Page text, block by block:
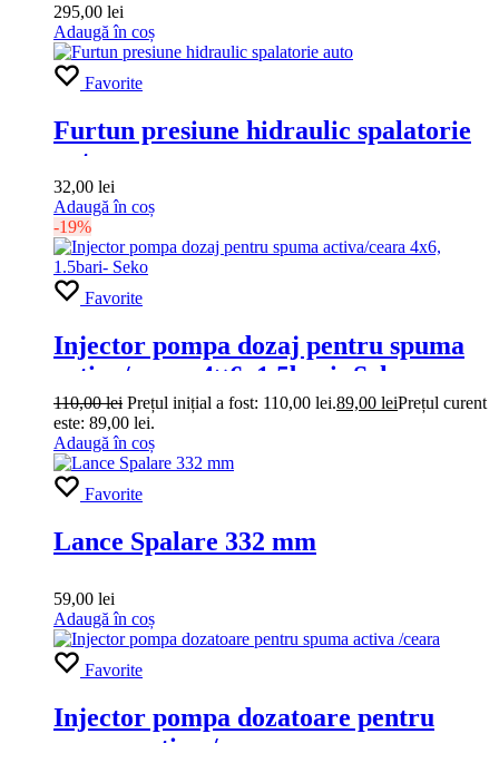
295,00 lei
Adaugă în coș
Favorite
Furtun presiune hidraulic spalatorie
auto
32,00 lei
Adaugă în coș
-19%
Favorite
Injector pompa dozaj pentru spuma
activa/ceara 4×6, 1.5bari- Seko
110,00lei Prețul inițial a fost: 110,00 lei.89,00 leiPrețul curent
este: 89,00 lei.
Adaugă în coș
Favorite
Lance Spalare 332 mm
59,00 lei
Adaugă în coș
Favorite
Injector pompa dozatoare pentru
spuma activa /ceara